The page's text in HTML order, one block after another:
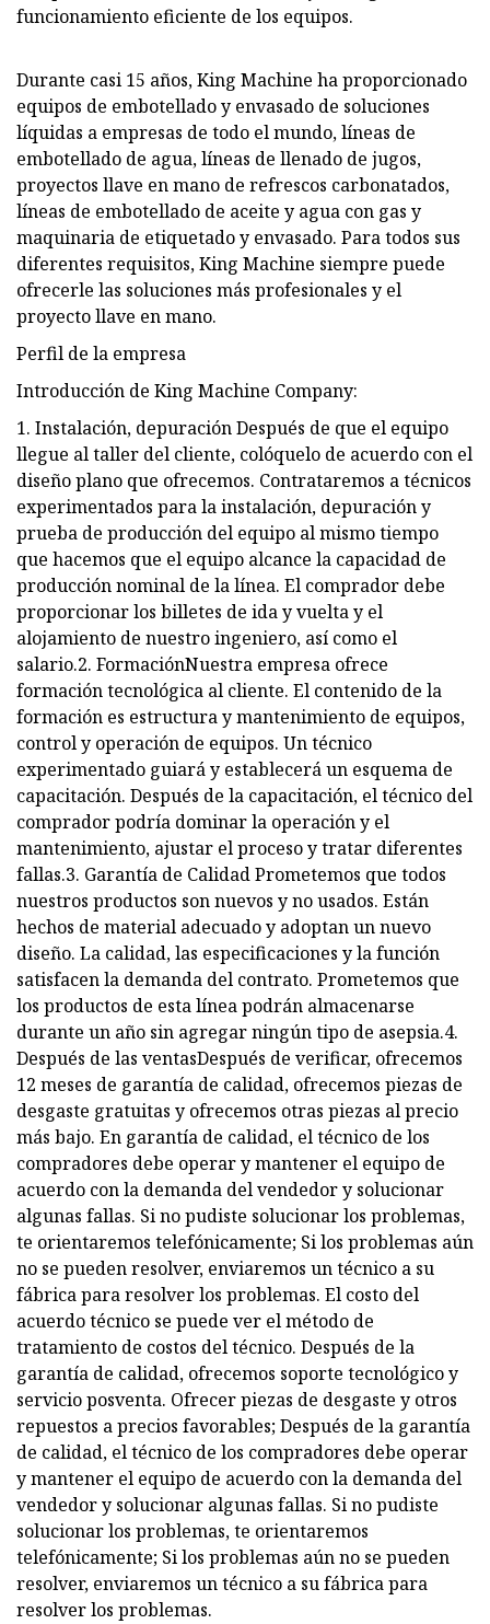
funcionamiento eficiente de los equipos.
Durante casi 15 años, King Machine ha proporcionado
equipos de embotellado y envasado de soluciones
líquidas a empresas de todo el mundo, líneas de
embotellado de agua, líneas de llenado de jugos,
proyectos llave en mano de refrescos carbonatados,
líneas de embotellado de aceite y agua con gas y
maquinaria de etiquetado y envasado. Para todos sus
diferentes requisitos, King Machine siempre puede
ofrecerle las soluciones más profesionales y el
proyecto llave en mano.
Perfil de la empresa
Introducción de King Machine Company:
1. Instalación, depuración Después de que el equipo
llegue al taller del cliente, colóquelo de acuerdo con el
diseño plano que ofrecemos. Contrataremos a técnicos
experimentados para la instalación, depuración y
prueba de producción del equipo al mismo tiempo
que hacemos que el equipo alcance la capacidad de
producción nominal de la línea. El comprador debe
proporcionar los billetes de ida y vuelta y el
alojamiento de nuestro ingeniero, así como el
salario.2. FormaciónNuestra empresa ofrece
formación tecnológica al cliente. El contenido de la
formación es estructura y mantenimiento de equipos,
control y operación de equipos. Un técnico
experimentado guiará y establecerá un esquema de
capacitación. Después de la capacitación, el técnico del
comprador podría dominar la operación y el
mantenimiento, ajustar el proceso y tratar diferentes
fallas.3. Garantía de Calidad Prometemos que todos
nuestros productos son nuevos y no usados. Están
hechos de material adecuado y adoptan un nuevo
diseño. La calidad, las especificaciones y la función
satisfacen la demanda del contrato. Prometemos que
los productos de esta línea podrán almacenarse
durante un año sin agregar ningún tipo de asepsia.4.
Después de las ventasDespués de verificar, ofrecemos
12 meses de garantía de calidad, ofrecemos piezas de
desgaste gratuitas y ofrecemos otras piezas al precio
más bajo. En garantía de calidad, el técnico de los
compradores debe operar y mantener el equipo de
acuerdo con la demanda del vendedor y solucionar
algunas fallas. Si no pudiste solucionar los problemas,
te orientaremos telefónicamente; Si los problemas aún
no se pueden resolver, enviaremos un técnico a su
fábrica para resolver los problemas. El costo del
acuerdo técnico se puede ver el método de
tratamiento de costos del técnico. Después de la
garantía de calidad, ofrecemos soporte tecnológico y
servicio posventa. Ofrecer piezas de desgaste y otros
repuestos a precios favorables; Después de la garantía
de calidad, el técnico de los compradores debe operar
y mantener el equipo de acuerdo con la demanda del
vendedor y solucionar algunas fallas. Si no pudiste
solucionar los problemas, te orientaremos
telefónicamente; Si los problemas aún no se pueden
resolver, enviaremos un técnico a su fábrica para
resolver los problemas.